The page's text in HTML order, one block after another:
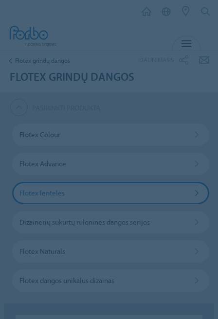
Flotex grindų dangos
FLOTEX GRINDŲ DANGOS
Flotex Colour
Flotex Advance
Flotex lentelės
Dizainerių sukurtų ruloninės dangos serijos
Flotex Naturals
Flotex dangos unikalus dizainas